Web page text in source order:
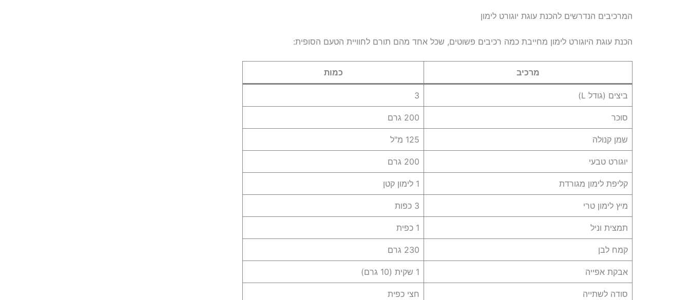
המרכיבים הנדרשים להכנת עוגת יוגורט לימון
הכנת עוגת היוגורט לימון מחייבת כמה רכיבים פשוטים, שכל אחד מהם תורם לחוויית הטעם הסופית:
מרכיב כמות
ביצים (גודל L) 3
סוכר 200 גרם
שמן קנולה 125 מ"ל
יוגורט טבעי 200 גרם
קליפת לימון מגורדת 1 לימון קטן
מיץ לימון טרי 3 כפות
תמצית וניל 1 כפית
קמח לבן 230 גרם
אבקת אפייה 1 שקית (10 גרם)
סודה לשתייה חצי כפית